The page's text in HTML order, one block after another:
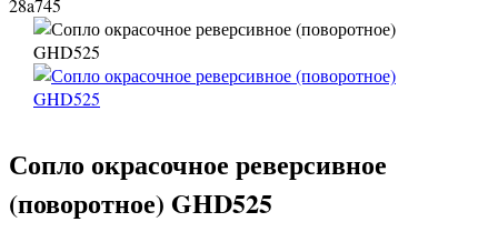
28a745
Сопло окрасочное реверсивное
(поворотное) GHD525